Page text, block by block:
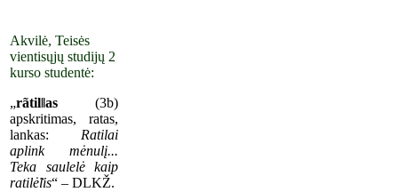
Akvilė, Teisės
vientisųjų studijų 2
kurso studentė:
„rãtil‖as (3b)
apskritimas, ratas,
lankas: Ratilai
aplink mėnulį...
Teka saulelė kaip
ratilė̃lis“ – DLKŽ.